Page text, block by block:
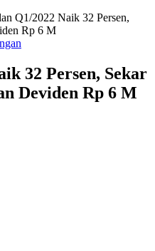
Q1/2022 Naik 32 Persen,
Rp 6 M
32 Persen, Sekar
Deviden Rp 6 M